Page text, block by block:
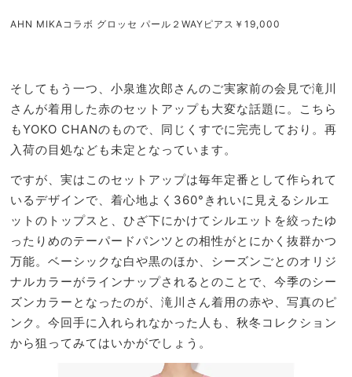
AHN MIKAコラボ グロッセ パール２WAYピアス￥19,000
そしてもう一つ、小泉進次郎さんのご実家前の会見で滝川
さんが着用した赤のセットアップも大変な話題に。こちら
もYOKO CHANのもので、同じくすでに完売しており。再
入荷の目処なども未定となっています。
ですが、実はこのセットアップは毎年定番として作られて
いるデザインで、着心地よく360°きれいに見えるシルエ
ットのトップスと、ひざ下にかけてシルエットを絞ったゆ
ったりめのテーパードパンツとの相性がとにかく抜群かつ
万能。ベーシックな白や黒のほか、シーズンごとのオリジ
ナルカラーがラインナップされるとのことで、今季のシー
ズンカラーとなったのが、滝川さん着用の赤や、写真のピ
ンク。今回手に入れられなかった人も、秋冬コレクション
から狙ってみてはいかがでしょう。